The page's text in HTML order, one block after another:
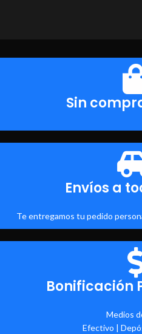
Sin
Envíos a
Te entregamos tu pedido
Bonificación
Medios
Efectivo |